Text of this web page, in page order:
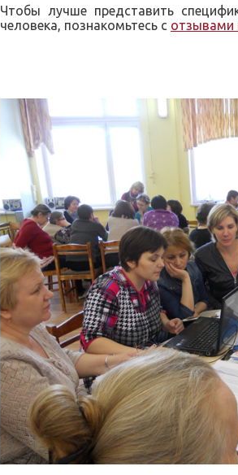
Чтобы лучше представить
человека, познакомьтесь с отзывами